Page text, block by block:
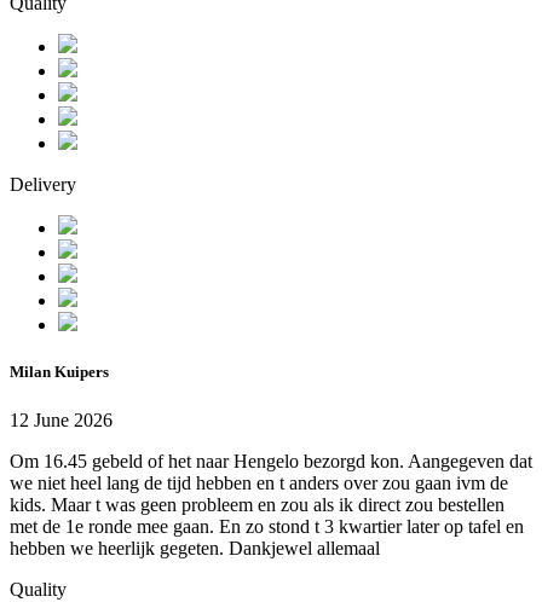
Delivery
Milan Kuipers
12 June 2026
Om 16.45 gebeld of het naar Hengelo bezorgd kon. Aangegeven dat
we niet heel lang de tijd hebben en t anders over zou gaan ivm de
kids. Maar t was geen probleem en zou als ik direct zou bestellen
met de 1e ronde mee gaan. En zo stond t 3 kwartier later op tafel en
hebben we heerlijk gegeten. Dankjewel allemaal
Quality